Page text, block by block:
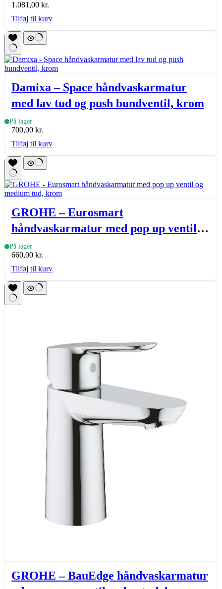
1.081,00 kr.
Tilføj til kurv
Damixa – Space håndvaskarmatur
med lav tud og push bundventil, krom
På lager
700,00 kr.
Tilføj til kurv
GROHE – Eurosmart
håndvaskarmatur med pop up ventil
og medium tud, krom
På lager
660,00 kr.
Tilføj til kurv
GROHE – BauEdge håndvaskarmatur